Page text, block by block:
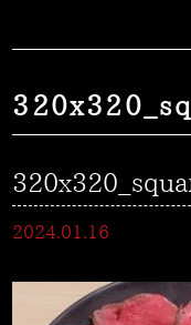
2024.01.16